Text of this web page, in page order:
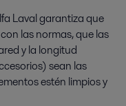
Laval garantiza que
las normas, que las
y la longitud
sean las
estén limpios y